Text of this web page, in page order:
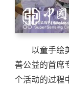
以童手绘
善公益的首席
个活动的过程